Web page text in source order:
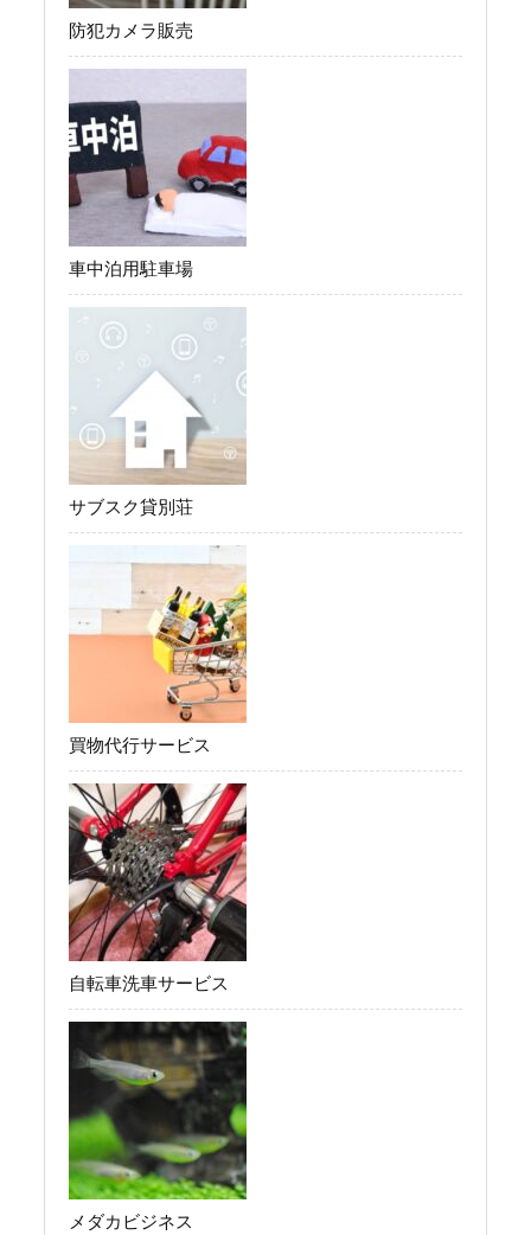
防犯カメラ販売
車中泊用駐車場
サブスク貸別荘
買物代行サービス
自転車洗車サービス
メダカビジネス